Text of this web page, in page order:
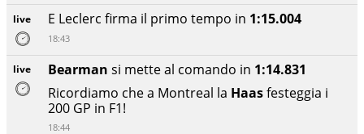
live Bearman si mette al comando in 1:14.831
Ricordiamo che a Montreal la Haasfesteggia i
200 GP in F1!
18:44
live E Leclerc firma il primo tempo in 1:15.004
18:43